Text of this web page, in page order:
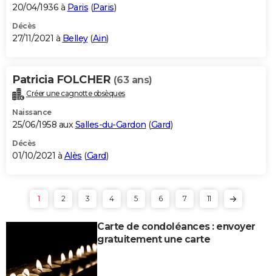
20/04/1936 à Paris (Paris)
Décès
27/11/2021 à Belley(Ain)
Patricia FOLCHER (63 ans)
Créer une cagnotte obsèques
Naissance
25/06/1958 aux Salles-du-Gardon (Gard)
Décès
01/10/2021 à Alès (Gard)
1 2 3 4 5 6 7 11
Carte de condoléances : envoyer
gratuitement une carte